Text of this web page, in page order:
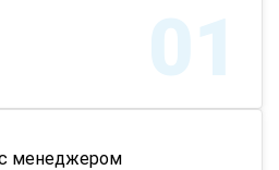
01
менеджером